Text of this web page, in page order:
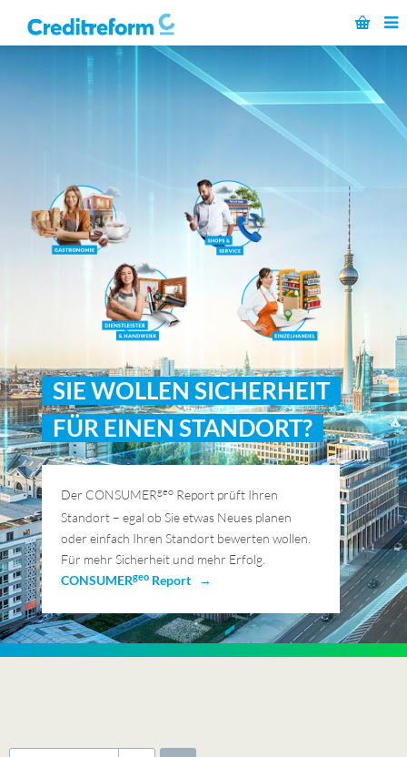
Der CONSUMERgeo Report prüft Ihren
Standort – egal ob Sie etwas Neues planen
oder einfach Ihren Standort bewerten wollen.
Für mehr Sicherheit und mehr Erfolg.
CONSUMERgeo Report →
FÜR EINEN STANDORT?
SIE WOLLEN SICHERHEIT